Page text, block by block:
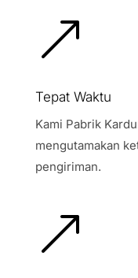
&
Tepat Waktu
Kami Pabrik
mengutamakan
pengiriman.
&